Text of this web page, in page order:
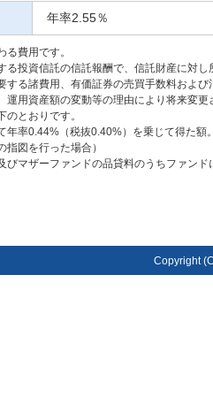
年率2.55％
る費用です。
る投資信託の信託報酬で、信託財産に対し
する諸費用、有価証券の売買手数料および
運用資産額の変動等の理由により将来変更
のとおりです。
年率0.44%（税抜0.40%）を乗じて得た額。
指図を行った場合）
マザーファンドの品貸料のうちファンド
Copyright